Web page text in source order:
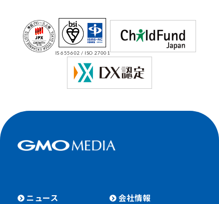
IS 655602 / ISO 27001
ニュース
会社情報